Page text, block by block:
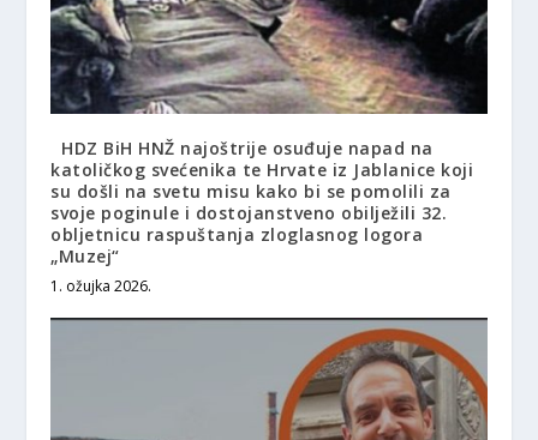
HDZ BiH HNŽ najoštrije osuđuje napad na
katoličkog svećenika te Hrvate iz Jablanice koji
su došli na svetu misu kako bi se pomolili za
svoje poginule i dostojanstveno obilježili 32.
obljetnicu raspuštanja zloglasnog logora
„Muzej“
1. ožujka 2026.